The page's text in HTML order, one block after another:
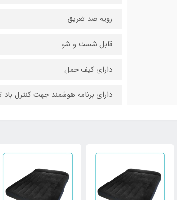
رویه ضد تعریق
قابل شست و شو
دارای کیف حمل
دارای برنامه هوشمند جهت کنترل